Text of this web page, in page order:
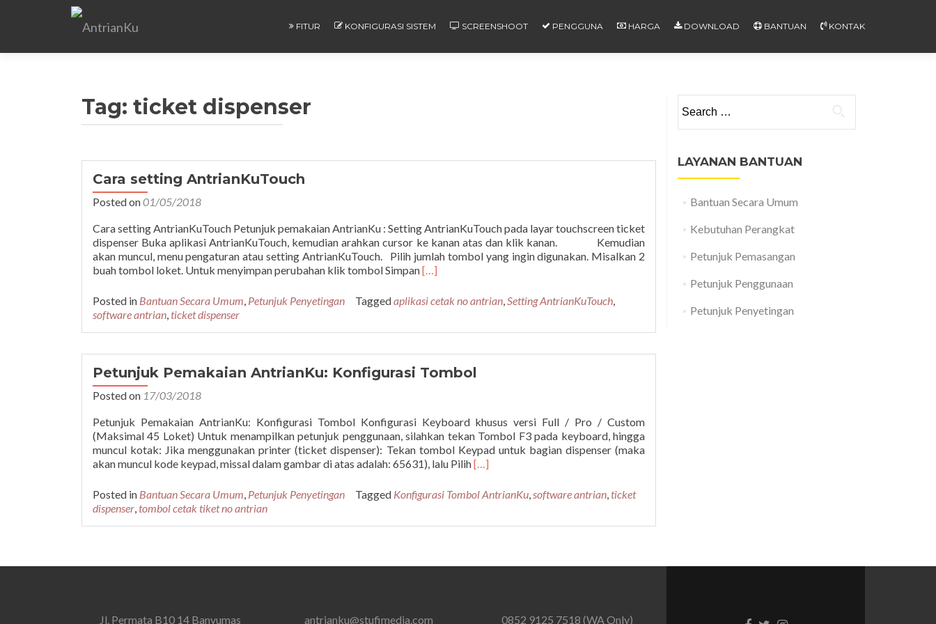
FITUR KONFIGURASI SISTEM SCREENSHOOT PENGGUNA HARGA DOWNLOAD BANTUAN KONTAK
Tag: ticket dispenser
Cara setting AntrianKuTouch
Posted on01/05/2018
Cara setting AntrianKuTouch Petunjuk pemakaian AntrianKu : Setting AntrianKuTouch pada layar touchscreen ticket
dispenser Buka aplikasi AntrianKuTouch, kemudian arahkan cursor ke kanan atas dan klik kanan. Kemudian
akan muncul, menu pengaturan atau setting AntrianKuTouch. Pilih jumlah tombol yang ingin digunakan. Misalkan 2
buah tombol loket. Untuk menyimpan perubahan klik tombol SimpanRead
about
[…]
Posted in Bantuan Secara Umum, Petunjuk Penyetingan Taggedaplikasi cetak no antrian,Setting AntrianKuTouch,
software antrian, ticket dispenser
Petunjuk Pemakaian AntrianKu: Konfigurasi Tombol
Posted on 17/03/2018
Petunjuk Pemakaian AntrianKu: Konfigurasi Tombol Konfigurasi Keyboard khusus versi Full / Pro / Custom
(Maksimal 45 Loket) Untuk menampilkan petunjuk penggunaan, silahkan tekan Tombol F3 pada keyboard, hingga
muncul kotak: Jika menggunakan printer (ticket dispenser): Tekan tombol Keypad untuk bagian dispenser (maka
akan muncul kode keypad, missal dalam gambar di atas adalah: 65631), lalu PilihRead
about
[…]
Posted in Bantuan Secara Umum, Petunjuk Penyetingan Tagged Konfigurasi Tombol AntrianKu,software antrian, ticket
dispenser, tombol cetak tiket no antrian
for:
LAYANAN BANTUAN
Bantuan Secara Umum
Kebutuhan Perangkat
Petunjuk Pemasangan
Petunjuk Penggunaan
Petunjuk Penyetingan
Jl. Permata B10 14 Banyumas antrianku@stufimedia.com 0852 9125 7518 (WA Only)